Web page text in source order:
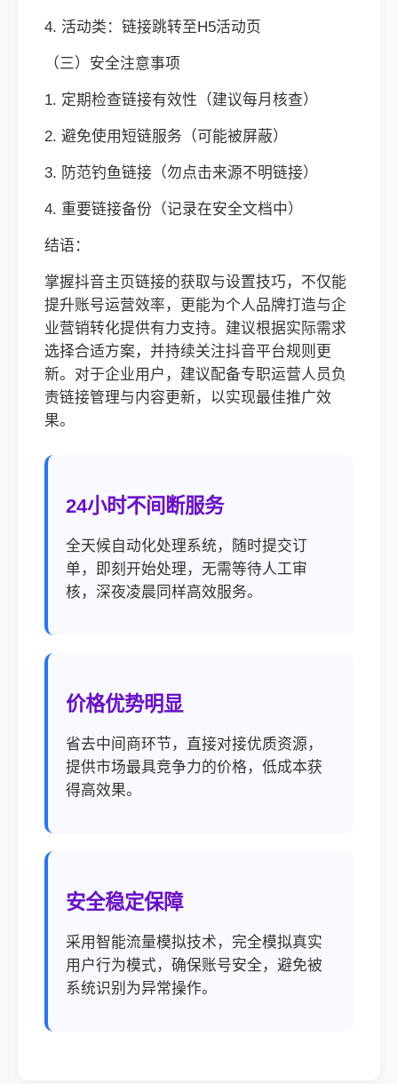
4. 活动类：链接跳转至H5活动页
（三）安全注意事项
1. 定期检查链接有效性（建议每月核查）
2. 避免使用短链服务（可能被屏蔽）
3. 防范钓鱼链接（勿点击来源不明链接）
4. 重要链接备份（记录在安全文档中）
结语：
掌握抖音主页链接的获取与设置技巧，不仅能
提升账号运营效率，更能为个人品牌打造与企
业营销转化提供有力支持。建议根据实际需求
选择合适方案，并持续关注抖音平台规则更
新。对于企业用户，建议配备专职运营人员负
责链接管理与内容更新，以实现最佳推广效
果。
24小时不间断服务
全天候自动化处理系统，随时提交订
单，即刻开始处理，无需等待人工审
核，深夜凌晨同样高效服务。
价格优势明显
省去中间商环节，直接对接优质资源，
提供市场最具竞争力的价格，低成本获
得高效果。
安全稳定保障
采用智能流量模拟技术，完全模拟真实
用户行为模式，确保账号安全，避免被
系统识别为异常操作。